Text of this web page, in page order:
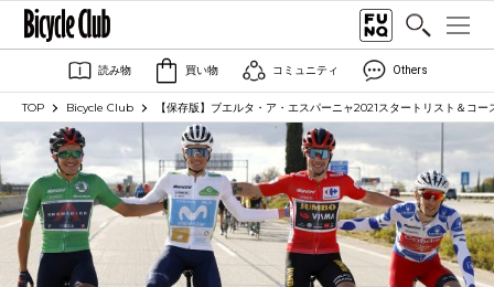
読み物 買い物 コミュニティ Others
TOP Bicycle Club 【保存版】ブエルタ・ア・エスパーニャ2021スタートリスト＆コー